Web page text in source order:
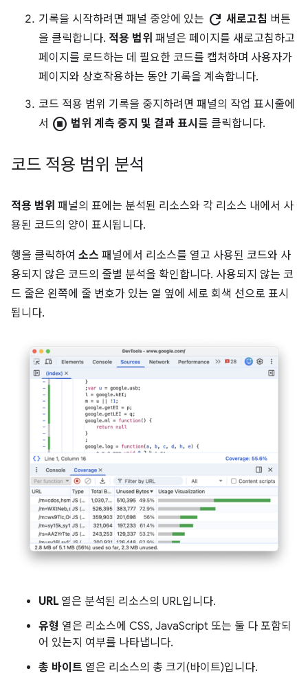
기록을 시작하려면 패널 중앙에 있는 refresh 새로고침 버튼
을 클릭합니다. 적용 범위 패널은 페이지를 새로고침하고
페이지를 로드하는 데 필요한 코드를 캡처하며 사용자가
페이지와 상호작용하는 동안 기록을 계속합니다.
코드 적용 범위 기록을 중지하려면 패널의 작업 표시줄에
서 stop_circle 범위 계측 중지 및 결과 표시 를 클릭합니다.
코드 적용 범위 분석
적용 범위 패널의 표에는 분석된 리소스와 각 리소스 내에서 사
용된 코드의 양이 표시됩니다.
행을 클릭하여 소스 패널에서 리소스를 열고 사용된 코드와 사
용되지 않은 코드의 줄별 분석을 확인합니다. 사용되지 않는 코
드 줄은 왼쪽에 줄 번호가 있는 열 옆에 세로 회색 선으로 표시
됩니다.
URL열은 분석된 리소스의 URL입니다.
유형 열은 리소스에 CSS, JavaScript 또는 둘 다 포함되
어 있는지 여부를 나타냅니다.
총 바이트 열은 리소스의 총 크기(바이트)입니다.